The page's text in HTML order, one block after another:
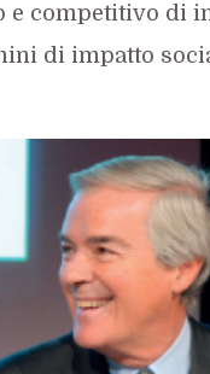
e competitivo di
di impatto